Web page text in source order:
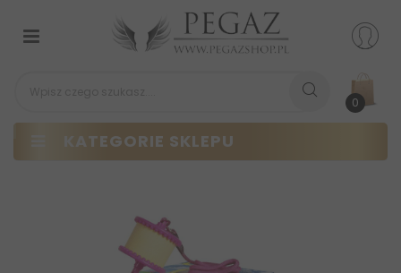
0
KATEGORIE SKLEPU
Przełącz
nawigacji